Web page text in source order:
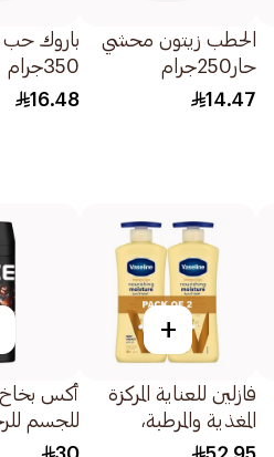
الحطب زيتون محشي
حار250جرام
14.47
باروك حب
350جرام
16.48
+
فازلين للعناية المركزة
المغذية والمرطبة،
2×400مل
أكس
للجسم
تمبتيشن 150مل